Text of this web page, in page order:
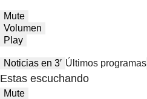
Mute
Volumen
Play
Noticias en 3′ Últimos programas
Estas escuchando
Mute